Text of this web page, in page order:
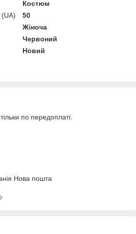
Костюм
(UA)
50
Жіноча
Червоний
Новий
по передоплаті.
Нова пошта